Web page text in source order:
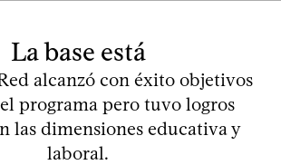
La base está
alcanzó con éxito objetivos
programa pero tuvo logros
las dimensiones educativa y
laboral.